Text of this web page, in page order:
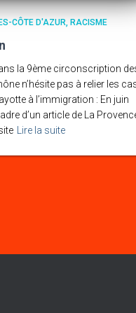
CÔTE D'AZUR RACISME
la 9ème circonscription
n’hésite pas à relier les
à l’immigration : En juin
d’un article de La
Lire la suite